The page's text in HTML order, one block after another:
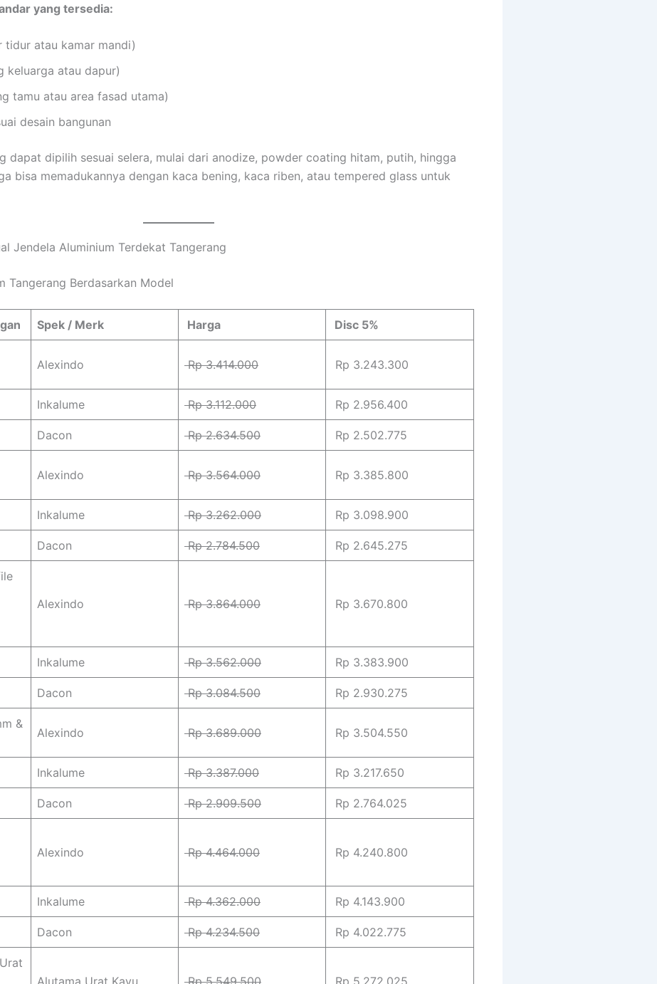
yang tersedia:
atau kamar mandi)
keluarga atau dapur)
tamu atau area fasad utama)
desain bangunan
dapat dipilih sesuai selera, mulai dari anodize, powder coating hitam, putih, hingga
bisa memadukannya dengan kaca bening, kaca riben, atau tempered glass untuk
Jendela Aluminium Terdekat Tangerang
Tangerang Berdasarkan Model
Spek / Merk Harga Disc 5%
Alexindo Rp 3.414.000 Rp 3.243.300
Inkalume Rp 3.112.000 Rp 2.956.400
Dacon Rp 2.634.500 Rp 2.502.775
Alexindo Rp 3.564.000 Rp 3.385.800
Inkalume Rp 3.262.000 Rp 3.098.900
Dacon Rp 2.784.500 Rp 2.645.275
Alexindo Rp 3.864.000 Rp 3.670.800
Inkalume Rp 3.562.000 Rp 3.383.900
Dacon Rp 3.084.500 Rp 2.930.275
&
Alexindo Rp 3.689.000 Rp 3.504.550
Inkalume Rp 3.387.000 Rp 3.217.650
Dacon Rp 2.909.500 Rp 2.764.025
Alexindo Rp 4.464.000 Rp 4.240.800
Inkalume Rp 4.362.000 Rp 4.143.900
Dacon Rp 4.234.500 Rp 4.022.775
Alutama Urat Kayu Rp 5.549.500 Rp 5.272.025